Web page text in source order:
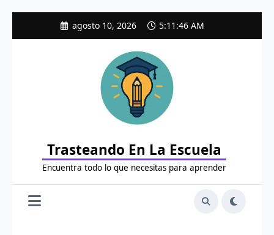
agosto 10, 2026 5:11:48 AM
Trasteando En La Escuela
Encuentra todo lo que necesitas para aprender